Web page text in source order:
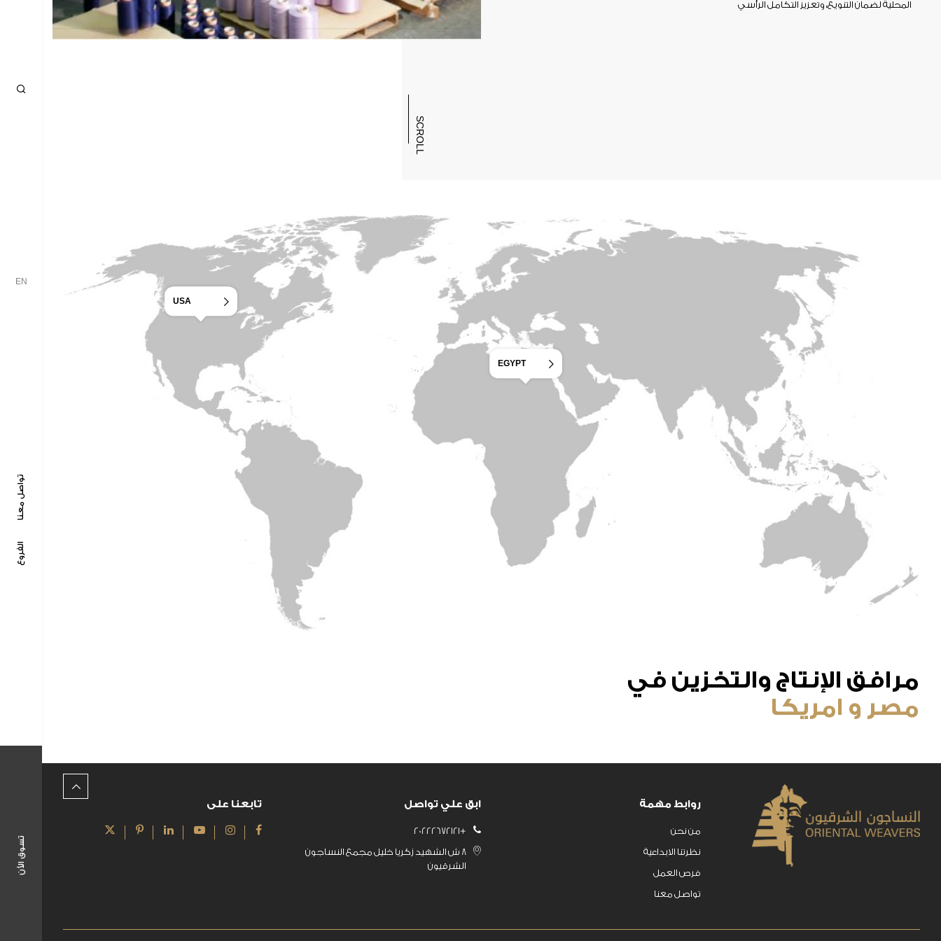
EN
تواصل معنا
الفروع
تسوق الأن
OWAY
المحلية لضمان التنويع، وتعزيز التكامل الرأسي
SCROLL
USA
EGYPT
مرافق الإنتاج والتخزين في
مصر و امريكا
روابط مهمة
من نحن
نظرتنا الابداعية
فرص العمل
تواصل معنا
ابق علي تواصل
+20222672121
8 ش الشهيد زكريا خليل مجمع النساجون
الشرقيون
تابعنا على